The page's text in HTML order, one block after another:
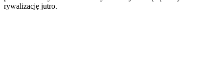
rywalizację jutro.